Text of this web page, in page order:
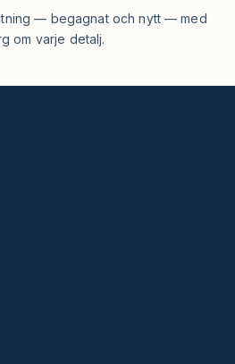
— begagnat och nytt — med
om varje detalj.